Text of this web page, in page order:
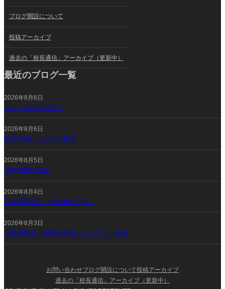
ブログ開設について
投稿アーカイブ
過去の「校長通信」アーカイブ（更新中）
最近のブログ一覧
2026年8月6日
ヒロシマの日に思う
2026年8月6日
教員評価についての疑問
2026年8月5日
荒木村重の謀反
2026年8月4日
読売新聞社説「外国籍の子供」
2026年8月3日
大阪市教委「保護者対応マニュアル」作成
お問い合わせブログ開設について投稿アーカイブ
過去の「校長通信」アーカイブ（更新中）